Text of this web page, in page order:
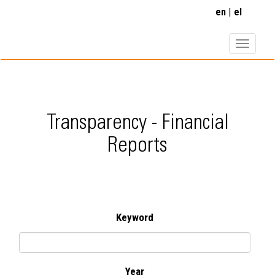
вмісту
en el
Transparency - Financial
Reports
Keyword
Year